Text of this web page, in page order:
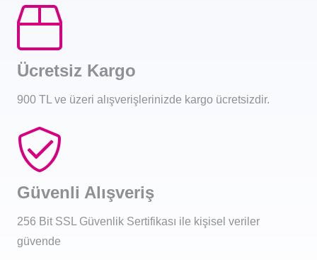
Ücretsiz Kargo
900 TL ve üzeri alışverişlerinizde kargo ücretsizdir.
Güvenli Alışveriş
256 Bit SSL Güvenlik Sertifikası ile kişisel veriler
güvende